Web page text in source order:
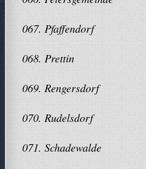
067. Pfaffendorf
068. Prettin
069. Rengersdorf
070. Rudelsdorf
071. Schadewalde